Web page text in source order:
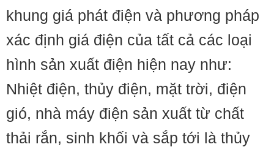
khung giá phát điện và phương pháp
xác định giá điện của tất cả các loại
hình sản xuất điện hiện nay như:
Nhiệt điện, thủy điện, mặt trời, điện
gió, nhà máy điện sản xuất từ chất
thải rắn, sinh khối và sắp tới là thủy